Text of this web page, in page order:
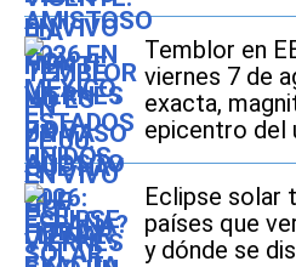
Temblor en
viernes 7 de
exacta,
epicentro del
Eclipse solar
países que
y dónde se